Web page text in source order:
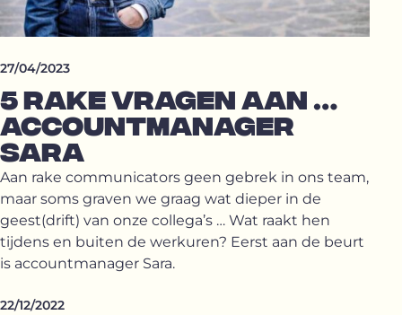
27/04/2023
5 RAKE VRAGEN AAN …
ACCOUNTMANAGER
SARA
Aan rake communicators geen gebrek in ons team,
maar soms graven we graag wat dieper in de
geest(drift) van onze collega’s … Wat raakt hen
tijdens en buiten de werkuren? Eerst aan de beurt
is accountmanager Sara.
22/12/2022